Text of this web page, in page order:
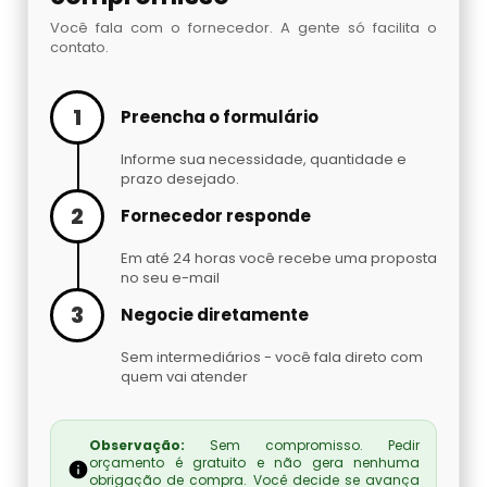
Embaladora De Brindes
Embaladora De Fechaduras E Maçanetas
Embaladora De Massas
Embaladora De Peças Automotivas
Embaladora De Pó
Embaladora Invertida
Fábrica De Seladoras
Você fala com o fornecedor. A gente só facilita o
contato.
1 Preencha o formulário
Informe sua necessidade, quantidade e
prazo desejado.
2 Fornecedor responde
Em até 24 horas você recebe uma proposta
no seu e-mail
3 Negocie diretamente
Sem intermediários - você fala direto com
quem vai atender
Observação: Sem compromisso. Pedir
orçamento é gratuito e não gera nenhuma
obrigação de compra. Você decide se avança